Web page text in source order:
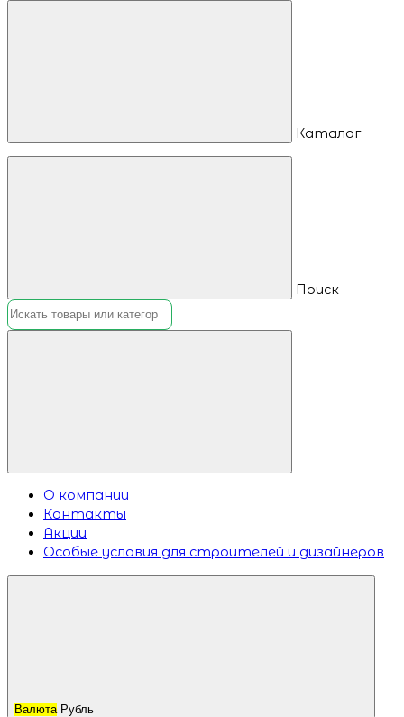
Каталог
Поиск
О компании
Контакты
Акции
Особые условия для строителей и дизайнеров
Валюта Рубль